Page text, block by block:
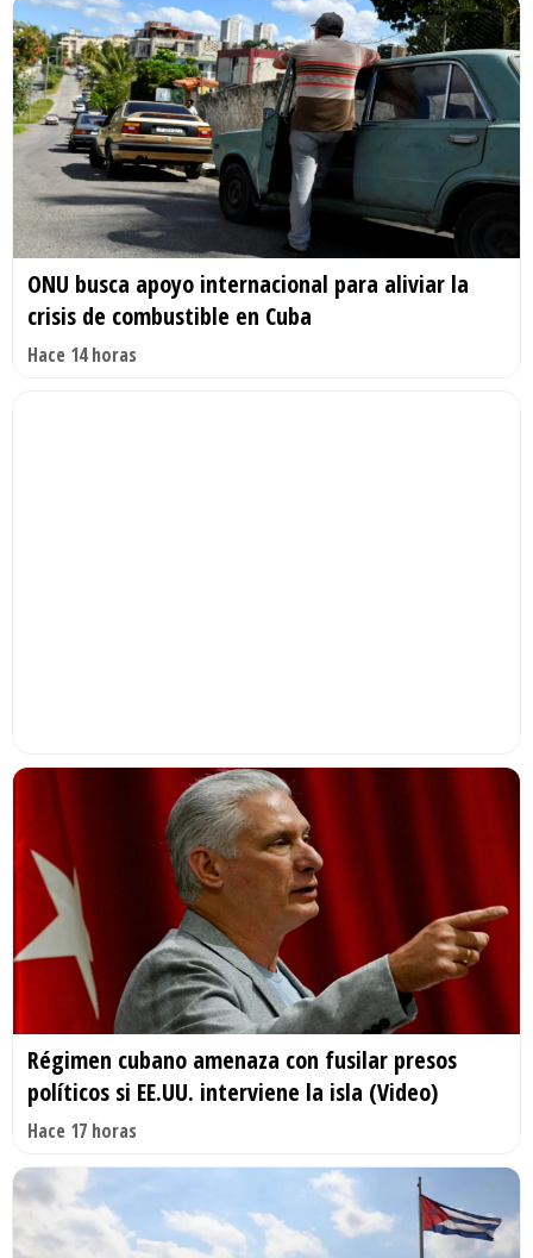
ONU busca apoyo internacional para aliviar la
crisis de combustible en Cuba
Hace 14 horas
Régimen cubano amenaza con fusilar presos
políticos si EE.UU. interviene la isla (Video)
Hace 17 horas